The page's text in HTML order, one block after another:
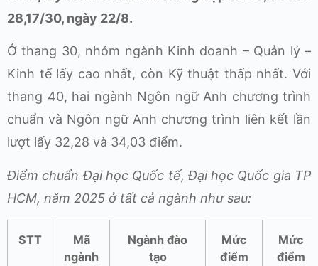
28,17/30, ngày 22/8.
Ở thang 30, nhóm ngành Kinh doanh – Quản lý –
Kinh tế lấy cao nhất, còn Kỹ thuật thấp nhất. Với
thang 40, hai ngành Ngôn ngữ Anh chương trình
chuẩn và Ngôn ngữ Anh chương trình liên kết lần
lượt lấy 32,28 và 34,03 điểm.
Điểm chuẩn Đại học Quốc tế, Đại học Quốc gia TP
HCM, năm 2025 ở tất cả ngành như sau:
STT
Mã
ngành
Ngành đào
tạo
Mức
điểm
Mức
điểm